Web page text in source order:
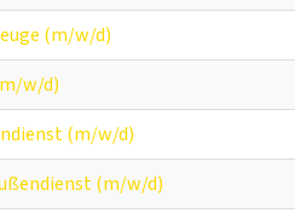
(m/w/d)
w/d)
(m/w/d)
(m/w/d)